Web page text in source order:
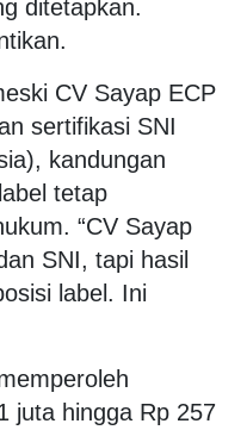
ditetapkan.
CV Sayap ECP
sertifikasi SNI
kandungan
tetap
“CV Sayap
SNI, tapi hasil
label. Ini
juta hingga Rp 257